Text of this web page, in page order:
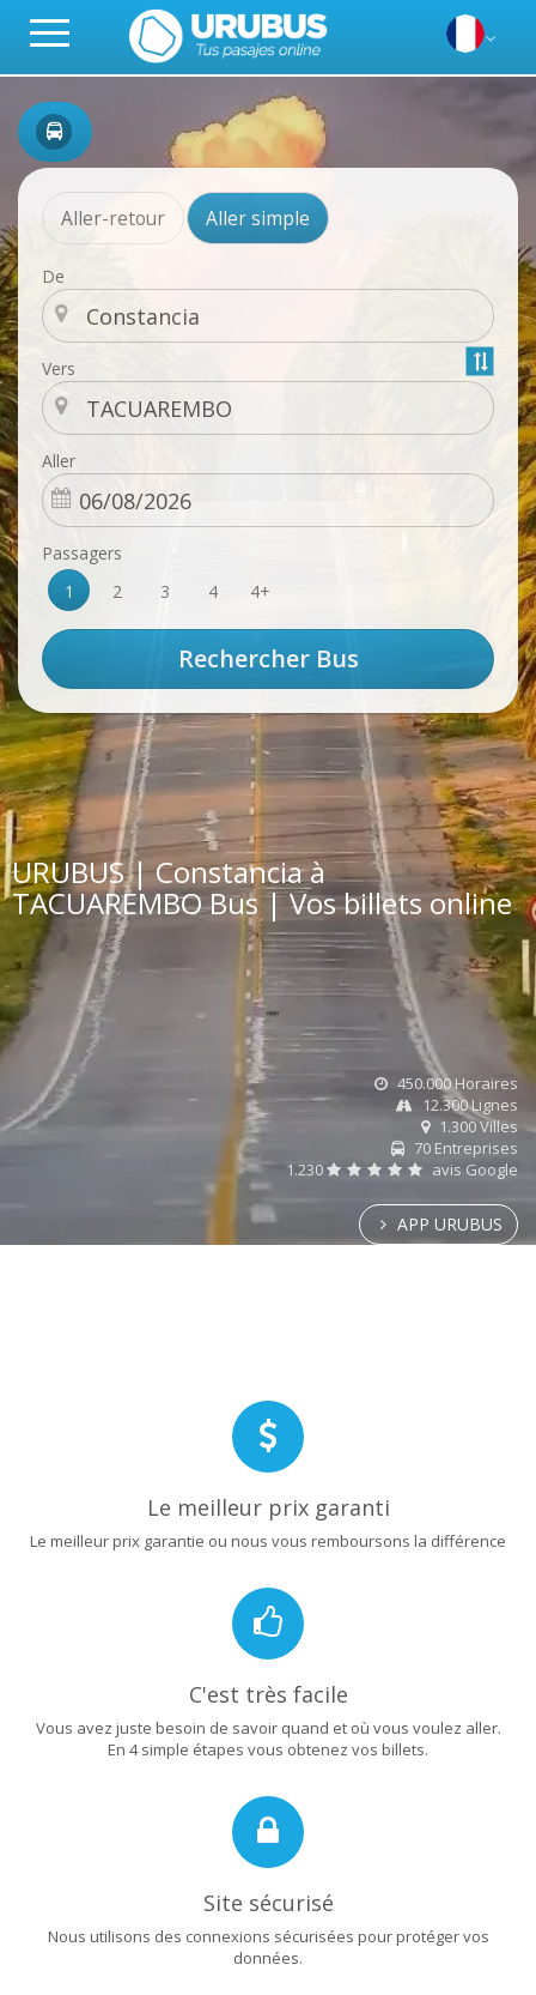
Aller-retour Aller simple
De
Vers
Aller
Passagers
1
2 3 4 4+
URUBUS | Constancia à
TACUAREMBO Bus | Vos billets online
450.000 Horaires
12.300 Lignes
1.300 Villes
70 Entreprises
1.230
avis Google
APP URUBUS
Le meilleur prix garanti
Le meilleur prix garantie ou nous vous remboursons la différence
C'est très facile
Vous avez juste besoin de savoir quand et où vous voulez aller.
En 4 simple étapes vous obtenez vos billets.
Site sécurisé
Nous utilisons des connexions sécurisées pour protéger vos
données.